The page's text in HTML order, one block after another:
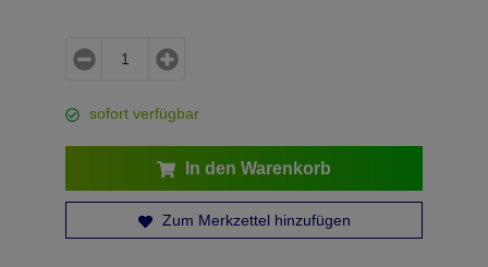
sofort verfügbar
In den Warenkorb
Zum Merkzettel hinzufügen